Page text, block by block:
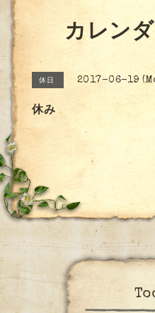
カレン
休日 2017-06-19
休み